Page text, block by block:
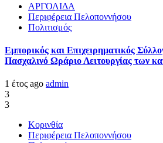
ΑΡΓΟΛΙΔΑ
Περιφέρεια Πελοποννήσου
Πολιτισμός
Εμπορικός και Επιχειρηματικός
Πασχαλινό Ωράριο Λειτουργίας των
1 έτος ago admin
3
3
Κορινθία
Περιφέρεια Πελοποννήσου